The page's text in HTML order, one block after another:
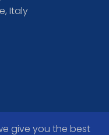
Italy
give you the best